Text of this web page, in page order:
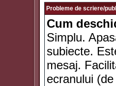
Probleme de scriere/
Cum
Simplu.
subiecte.
mesaj.
ecranului